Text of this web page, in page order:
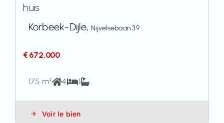
huis
Korbeek-Dijle,Nijvelsebaan 39
€ 672.000
175 m² 4 1
Voir le bien